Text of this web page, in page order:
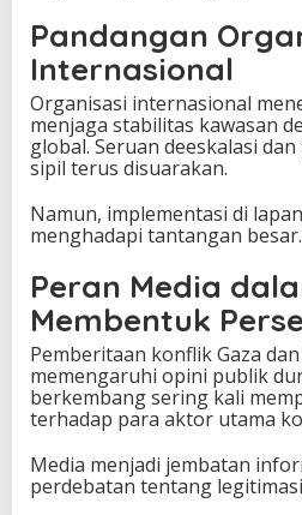
Pandangan
Internasional
Organisasi internasional
menjaga stabilitas kawasan
global. Seruan deeskalasi
sipil terus disuarakan.
Namun, implementasi di
menghadapi tantangan besar.
Peran Media
Membentuk
Pemberitaan konflik Gaza
memengaruhi opini publik
berkembang sering kali
terhadap para aktor utama
Media menjadi jembatan
perdebatan tentang